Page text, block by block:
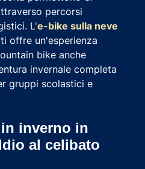
percorsi
L'e-bike sulla neve
offre un'esperienza
bike anche
invernale completa
gruppi scolastici e
inverno in
al celibato